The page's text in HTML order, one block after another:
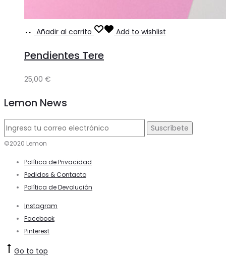
Añadir al carrito Add to wishlist
Pendientes Tere
25,00 €
Lemon News
©2020 Lemon
Política de Privacidad
Pedidos & Contacto
Política de Devolución
Instagram
Facebook
Pinterest
Go to top